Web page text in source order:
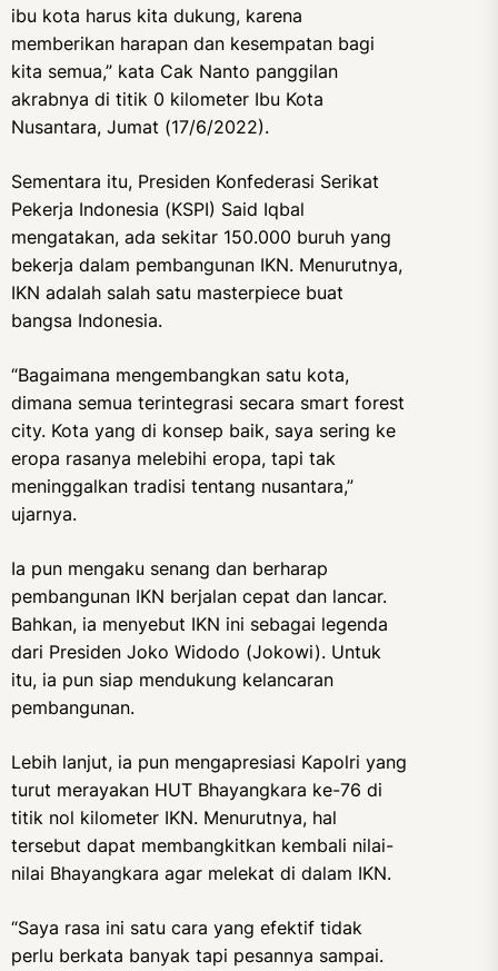
ibu kota harus kita dukung, karena
memberikan harapan dan kesempatan bagi
kita semua,” kata Cak Nanto panggilan
akrabnya di titik 0 kilometer Ibu Kota
Nusantara, Jumat (17/6/2022).
Sementara itu, Presiden Konfederasi Serikat
Pekerja Indonesia (KSPI) Said Iqbal
mengatakan, ada sekitar 150.000 buruh yang
bekerja dalam pembangunan IKN. Menurutnya,
IKN adalah salah satu masterpiece buat
bangsa Indonesia.
“Bagaimana mengembangkan satu kota,
dimana semua terintegrasi secara smart forest
city. Kota yang di konsep baik, saya sering ke
eropa rasanya melebihi eropa, tapi tak
meninggalkan tradisi tentang nusantara,”
ujarnya.
Ia pun mengaku senang dan berharap
pembangunan IKN berjalan cepat dan lancar.
Bahkan, ia menyebut IKN ini sebagai legenda
dari Presiden Joko Widodo (Jokowi). Untuk
itu, ia pun siap mendukung kelancaran
pembangunan.
Lebih lanjut, ia pun mengapresiasi Kapolri yang
turut merayakan HUT Bhayangkara ke-76 di
titik nol kilometer IKN. Menurutnya, hal
tersebut dapat membangkitkan kembali nilai-
nilai Bhayangkara agar melekat di dalam IKN.
“Saya rasa ini satu cara yang efektif tidak
perlu berkata banyak tapi pesannya sampai.